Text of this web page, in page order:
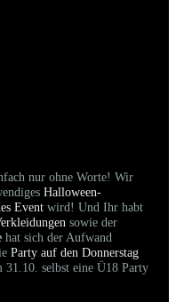
nur ohne Worte! Wir
Halloween-
Event wird! Und Ihr habt
sowie der
hat sich der Aufwand
Party auf den Donnerstag
31.10. selbst eine Ü18 Party